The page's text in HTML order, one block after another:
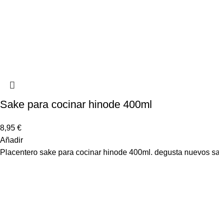
Sake para cocinar hinode 400ml
8,95 €
Añadir
Placentero sake para cocinar hinode 400ml. degusta nuevos